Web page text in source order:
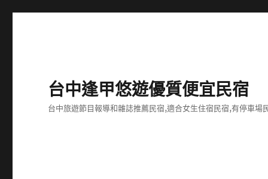
台中逢甲悠遊優質便宜民宿
台中旅遊節目報導和雜誌推薦民宿,適合女生住宿民宿,有停車